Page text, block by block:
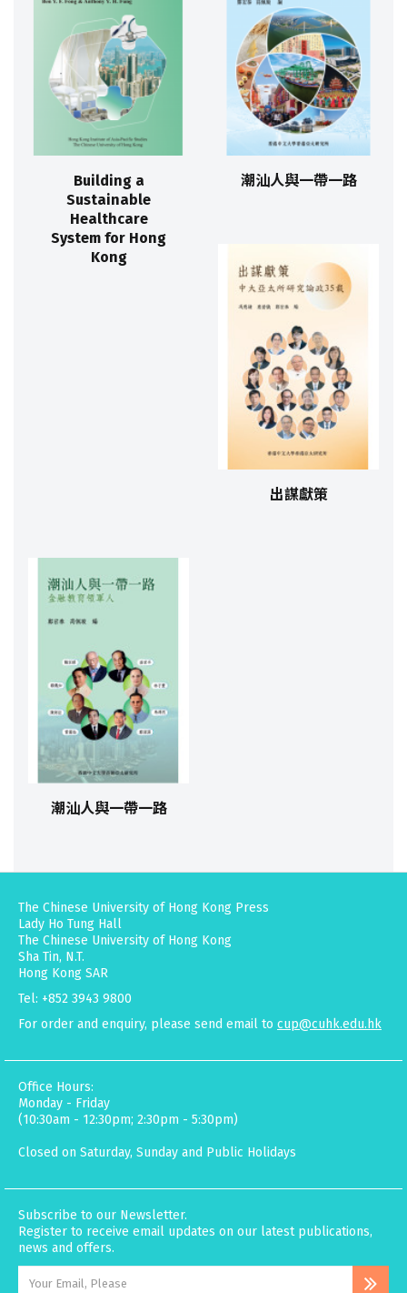
Building a
Sustainable
Healthcare
System for Hong
Kong
潮汕人與一帶一路
出謀獻策
潮汕人與一帶一路
The Chinese University of Hong Kong Press
Lady Ho Tung Hall
The Chinese University of Hong Kong
Sha Tin, N.T.
Hong Kong SAR
Tel: +852 3943 9800
For order and enquiry, please send email to cup@cuhk.edu.hk
Office Hours:
Monday - Friday
(10:30am - 12:30pm; 2:30pm - 5:30pm)
Closed on Saturday, Sunday and Public Holidays
Subscribe to our Newsletter.
Register to receive email updates on our latest publications,
news and offers.